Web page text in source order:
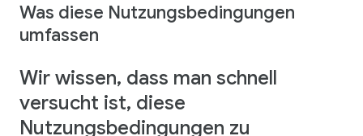
Was diese Nutzungsbedingungen
umfassen
Wir wissen, dass man schnell
versucht ist, diese
Nutzungsbedingungen zu